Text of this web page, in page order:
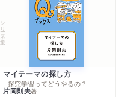
シリーズ・全集
マイテーマの探し方
─探究学習ってどうやるの？
片岡則夫著